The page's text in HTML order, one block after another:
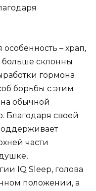
– храп,
больше склонны
гормона
борьбы с этим
обычной
Благодаря своей
части
IQ Sleep, голова
положении, а